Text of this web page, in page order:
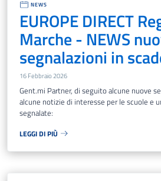
NEWS
EUROPE DIRECT
Marche - NEWS
segnalazioni in
16 Febbraio 2026
Gent.mi Partner, di seguito alcune nuove
alcune notizie di interesse per le scuole e
segnalate:
LEGGI DI PIÙ